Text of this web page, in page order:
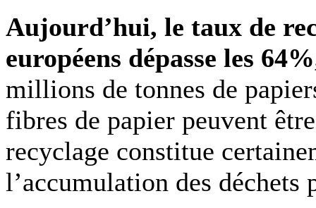
Aujourd’hui, le taux de
européens dépasse les
millions de tonnes de
fibres de papier peuvent
recyclage constitue
l’accumulation des déchets